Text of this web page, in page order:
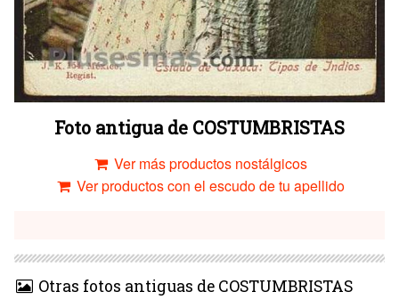
Foto antigua de COSTUMBRISTAS
Ver más productos nostálgicos
Ver productos con el escudo de tu apellido
Otras fotos antiguas de COSTUMBRISTAS